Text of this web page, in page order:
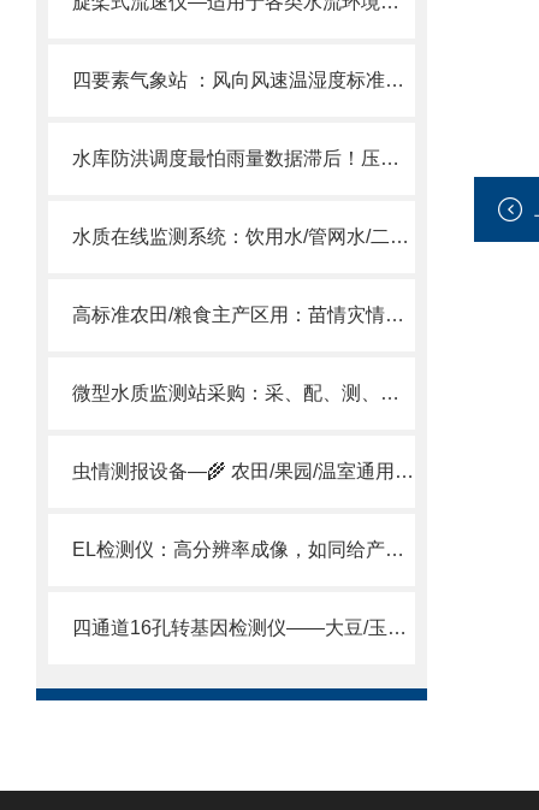
四要素气象站​ ：风向风速温湿度标准版气象站，满足环境监测核心需求。
水库防洪调度最怕雨量数据滞后！压电雨量监测站每一滴雨都实时记录！
水质在线监测系统：饮用水/管网水/二次供水 五参数同测守护“龙头安全”
高标准农田/粮食主产区用：苗情灾情监测系统推荐（长势远程查看/灾害预警）
微型水质监测站采购：采、配、测、控、辅一体化设计，实现户外无人值守监测
虫情测报设备—🌾 农田/果园/温室通用满足虫情预测预报及标本采集需要。
EL检测仪：高分辨率成像，如同给产品内部拍“特写”，检测更精准
四通道16孔转基因检测仪——大豆/玉米/水稻转基因筛查的高效解决方案。